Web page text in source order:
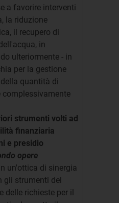
a favorire interventi
la riduzione
il recupero di
in
ulteriormente - in
per la gestione
quantità di
strumenti volti ad
finanziaria
e presidio
opere
un'ottica di sinergia
gli strumenti del
delle richieste per il